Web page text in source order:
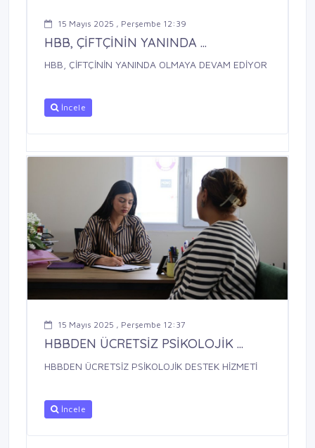
15 Mayıs 2025 , Perşembe 12:39
HBB, ÇİFTÇİNİN YANINDA ...
HBB, ÇİFTÇİNİN YANINDA OLMAYA DEVAM EDİYOR
İncele
15 Mayıs 2025 , Perşembe 12:37
HBBDEN ÜCRETSİZ PSİKOLOJİK ...
HBBDEN ÜCRETSİZ PSİKOLOJİK DESTEK HİZMETİ
İncele